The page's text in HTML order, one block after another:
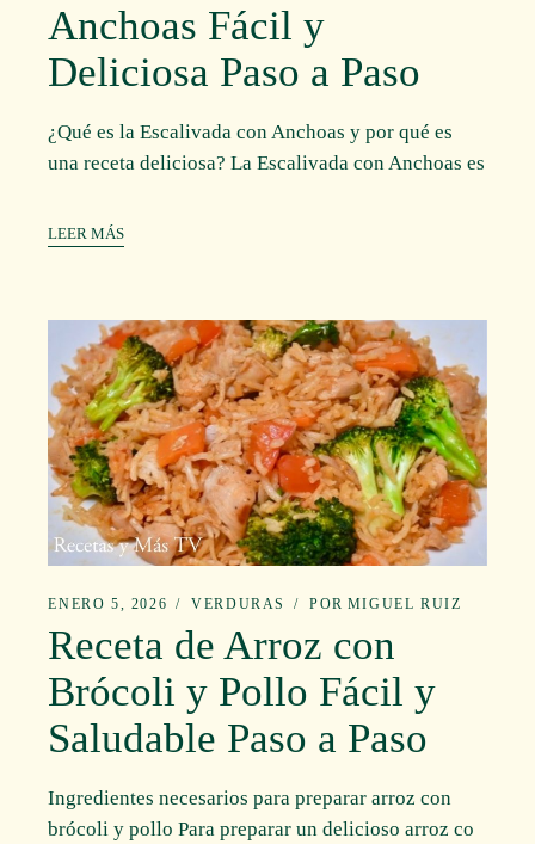
Anchoas Fácil y
Deliciosa Paso a Paso
¿Qué es la Escalivada con Anchoas y por qué es
una receta deliciosa? La Escalivada con Anchoas es
LEER MÁS
ENERO 5, 2026 VERDURAS POR MIGUEL RUIZ
Receta de Arroz con
Brócoli y Pollo Fácil y
Saludable Paso a Paso
Ingredientes necesarios para preparar arroz con
brócoli y pollo Para preparar un delicioso arroz co